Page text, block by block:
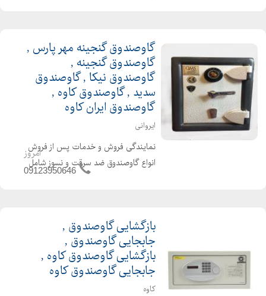
خود نباشید زیرا تیم مجرب بازگشایی ما
بدون تخریب و سوراخ زدن،گاوصندوق
شما را باز نموده،نصب رمزهای مکانیکی و
دیجیتالی، تعویض قفل...
گاوصندوق گنجینه مهر پارس ,
گاوصندوق گنجینه ,
گاوصندوق نیکا , گاوصندوق
سدید , گاوصندوق کاوه ,
گاوصندوق ایران کاوه
ایروانی
نمایندگی فروش و خدمات پس از فروش
انواع گاوصندوق ضد سرقت و نسوز شامل
گنجینه . گنجینه...
امروز
09123950646
بازگشایی گاوصندوق ,
جابجایی گاوصندوق ,
بازگشایی گاوصندوق کاوه ,
جابجایی گاوصندوق کاوه
کاوه